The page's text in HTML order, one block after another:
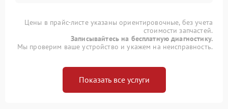
Цены в прайс-листе указаны ориентировочные, без учета
стоимости запчастей.
Записывайтесь на бесплатную диагностику.
Мы проверим ваше устройство и укажем на неисправность.
Показать все услуги